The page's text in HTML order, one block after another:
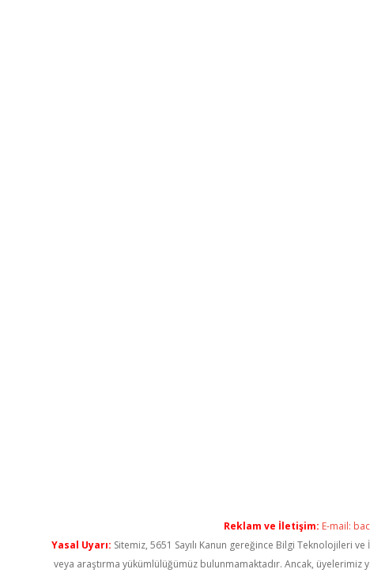
Reklam ve İletişim: E-mail:
Yasal Uyarı: Sitemiz, 5651 Sayılı Kanun gereğince Bilgi Teknolojileri
veya araştırma yükümlülüğümüz bulunmamaktadır. Ancak,